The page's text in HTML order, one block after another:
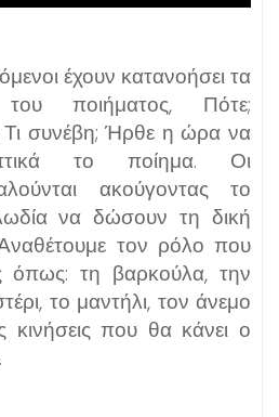
έχουν κατανοήσει τα
ποιήματος, Πότε;
Τι συνέβη; Ήρθε η ώρα να
το ποίημα. Οι
ακούγοντας το
να δώσουν τη δική
τον ρόλο που
όπως: τη βαρκούλα, την
το μαντήλι, τον άνεμο
κινήσεις που θα κάνει ο